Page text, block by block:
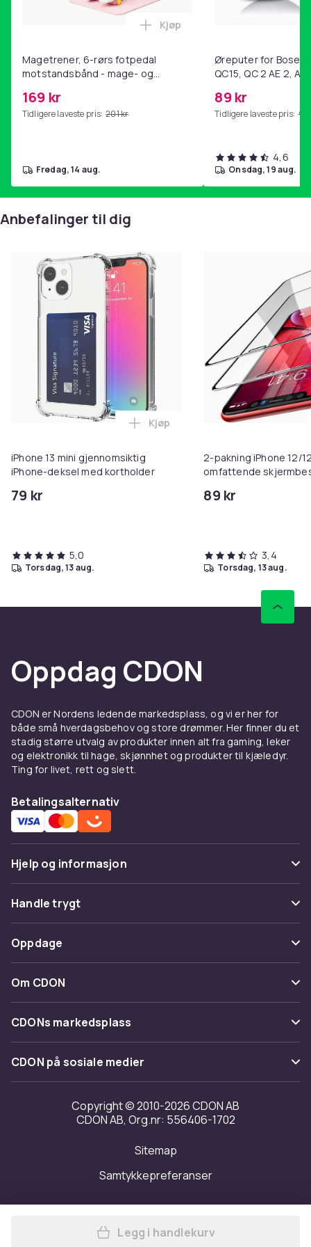
Magetrener, 6-rørs fotpedal
motstandsbånd - mage- og
hjemmegymnastikk Pink
169 kr
Tidligere laveste pris: 201 kr
Legg Magetrener, 6-rørs
Kjøp
fredag, 14 aug.
Øreputer for Bose
QC15, QC 2 AE 2, AE
89 kr
Tidligere laveste pris: 99
4,6
onsdag, 19 aug.
Anbefalinger til dig
iPhone 13 mini gjennomsiktig
iPhone-deksel med kortholder
79 kr
Legg iPhone 13 mini
Kjøp
5,0
torsdag, 13 aug.
2-pakning iPhone 12/
omfattende
89 kr
3,4
torsdag, 13 aug.
Oppdag CDON
CDON er Nordens ledende markedsplass, og vi er her for
både små hverdagsbehov og store drømmer. Her finner du et
stadig større utvalg av produkter innen alt fra gaming, leker
og elektronikk til hage, skjønnhet og produkter til kjæledyr.
Ting for livet, rett og slett.
Betalingsalternativ
Hjelp og informasjon
Vanlige spørsmål
Spor pakke
Angre & returner her
Kontakt oss
Handle trygt
Betaling
Levering
Tilbakekallinger
Oppdage
Kategorier
Varemerker
Om CDON
Om oss
Kundeanmeldelser
Jobbe på CDON
Investor relations
Tilgjengelighet
CDONs markedsplass
Merchant Help Center
CDON på sosiale medier
Copyright © 2010-2026 CDON AB
CDON AB, Org.nr: 556406-1702
Sitemap
Samtykkepreferanser
Legg iPhone 13 Mini –
Legg i handlekurv